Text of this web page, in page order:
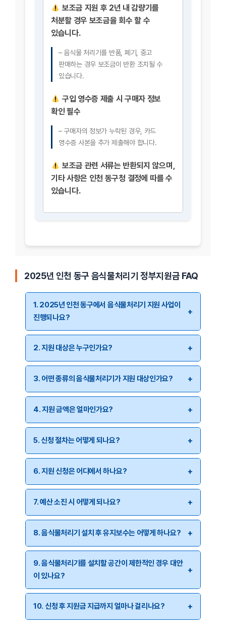
보조금 지원 후 2년 내 감량기를
처분할 경우 보조금을 회수 할 수
있습니다.
– 음식물 처리기를 반품, 폐기, 중고
판매하는 경우 보조금이 반환 조치될 수
있습니다.
구입 영수증 제출 시 구매자 정보
확인 필수
– 구매자의 정보가 누락된 경우, 카드
영수증 사본을 추가 제출해야 합니다.
보조금 관련 서류는 반환되지 않으며,
기타 사항은 인천 동구청 결정에 따를 수
있습니다.
2025년 인천 동구 음식물처리기 정부지원금 FAQ
1. 2025년 인천 동구에서 음식물처리기 지원 사업이
진행되나요?
음식물처리기 지원 사업을 지속적으로 추진하고 있습니다.
2025년에도 예산 범위 내에서 지원 사업이 진행될
예정이니, 자세한 사항은 동구청 자원순환과에 문의하시기
2. 지원 대상은 누구인가요?
세대원이 지원 대상입니다. 단, 이전에 동일한 지원을 받은
가구는 제외될 수 있으므로, 신청 전에 확인이 필요합니다.
3. 어떤 종류의 음식물처리기가 지원 대상인가요?
(한국환경산업기술원), K마크(한국산업기술원), Q마크
(한국기계전기전자시험연구원) 중 1개 이상의 품질인증을
받은 가정용 음식물류 폐기물 감량기가 지원 대상입니다.
제외됩니다.
4. 지원 금액은 얼마인가요?
지원됩니다. 예를 들어, 60만 원의 음식물처리기를 구입한
경우 30만 원을 지원받을 수 있으며, 50만 원의 제품을
구입한 경우 25만 원을 지원받게 됩니다.
5. 신청 절차는 어떻게 되나요?
구입일로부터 1개월 이내에 구청에 구비서류를 제출해야
합니다. 구비서류로는 신청서, 영수증, 제품 인증서 등이
있으며, 자세한 내용은 동구청 자원순환과에 문의하시기
6. 지원 신청은 어디에서 하나요?
방문 신청이 원칙이며, 필요 시 우편 또는 온라인 신청이
가능한지 여부는 사전에 문의하시기 바랍니다.
7. 예산 소진 시 어떻게 되나요?
예산이 소진되면 지원이 종료되므로, 음식물처리기 구입을
계획하고 계신다면 조기에 신청하시는 것이 좋습니다.
8. 음식물처리기 설치 후 유지보수는 어떻게 하나요?
담당합니다. 구입 시 제공되는 A/S 보증 기간을 확인하고,
문제가 발생하면 제조사 고객센터에 문의하여 서비스를
받으시면 됩니다.
9. 음식물처리기를 설치할 공간이 제한적인 경우 대안
이 있나요?
일부 모델은 싱크대 아래나 베란다에 설치할 수 있도록
설계되어 있으니, 구입 전에 제품의 크기와 설치 방식도 함께
10. 신청 후 지원금 지급까지 얼마나 걸리나요?